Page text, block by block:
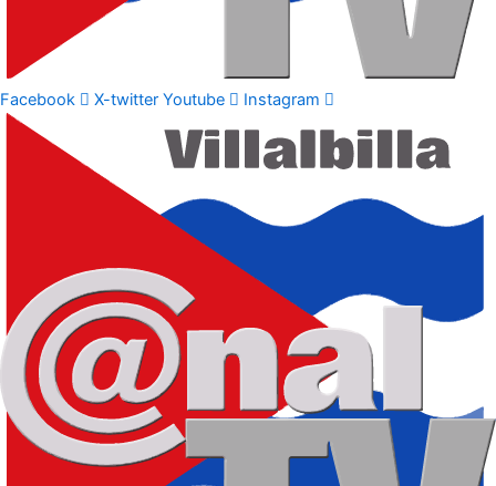
Facebook X-twitter Youtube Instagram